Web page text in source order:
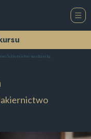
lakiernictwo mechanika